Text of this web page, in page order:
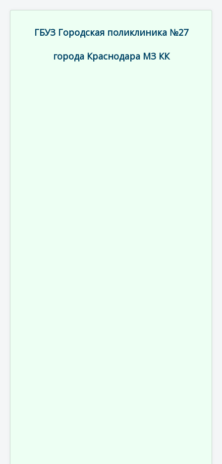
ГБУЗ Городская поликлиника №27
города Краснодара МЗ КК